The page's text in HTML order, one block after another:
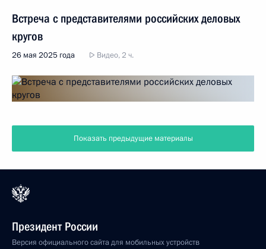
Встреча с представителями российских деловых
кругов
26 мая 2025 года Видео, 2 ч.
Показать предыдущие материалы
Президент России
Версия официального сайта для мобильных устройств